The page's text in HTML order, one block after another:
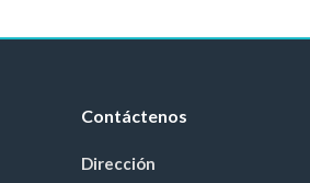
Contáctenos
Dirección